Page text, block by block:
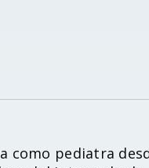
como pediatra